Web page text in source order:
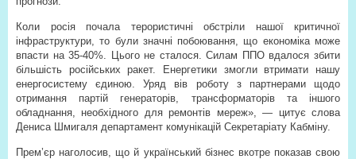
Коли росія почала терористичні обстріли нашої критичної
інфраструктури, то були значні побоювання, що економіка може
впасти на 35-40%. Цього не сталося. Силам ППО вдалося збити
більшість російських ракет. Енергетики змогли втримати нашу
енергосистему єдиною. Уряд вів роботу з партнерами щодо
отримання партій генераторів, трансформаторів та іншого
обладнання, необхідного для ремонтів мереж», — цитує слова
Дениса Шмигаля департамент комунікацій Секретаріату Кабміну.
Прем’єр наголосив, що й український бізнес вкотре показав свою